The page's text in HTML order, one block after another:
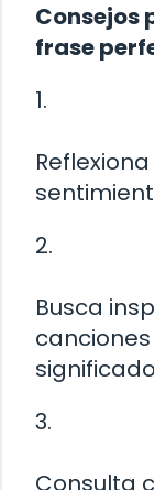
Consejos
frase
1.
2.
Busca
3.
Consulta